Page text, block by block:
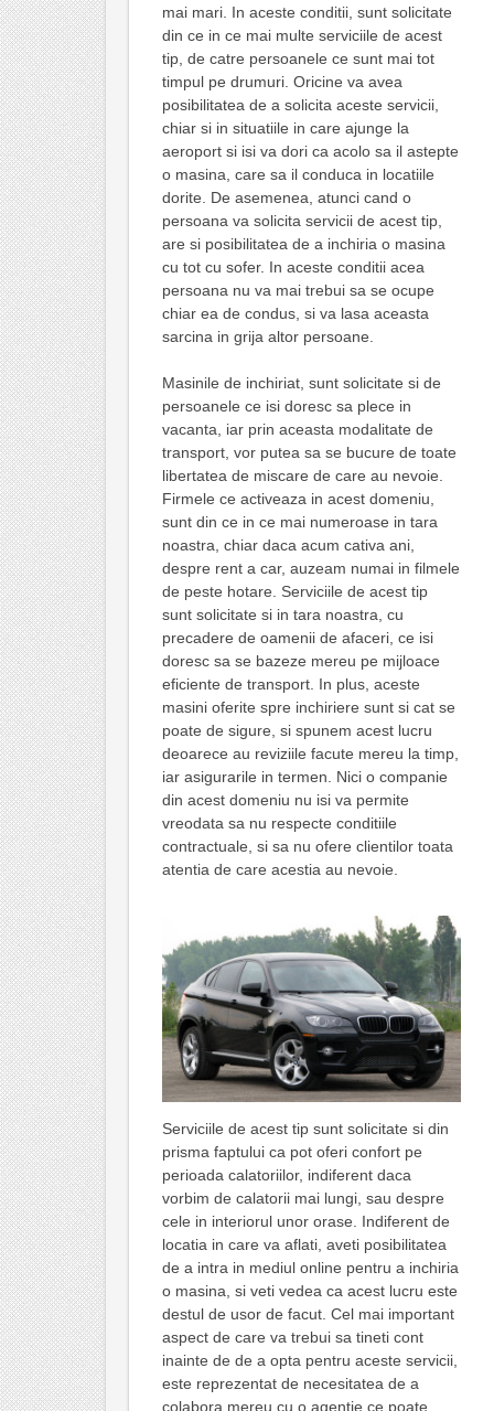
mai mari. In aceste conditii, sunt solicitate
din ce in ce mai multe serviciile de acest
tip, de catre persoanele ce sunt mai tot
timpul pe drumuri. Oricine va avea
posibilitatea de a solicita aceste servicii,
chiar si in situatiile in care ajunge la
aeroport si isi va dori ca acolo sa il astepte
o masina, care sa il conduca in locatiile
dorite. De asemenea, atunci cand o
persoana va solicita servicii de acest tip,
are si posibilitatea de a inchiria o masina
cu tot cu sofer. In aceste conditii acea
persoana nu va mai trebui sa se ocupe
chiar ea de condus, si va lasa aceasta
sarcina in grija altor persoane.
Masinile de inchiriat, sunt solicitate si de
persoanele ce isi doresc sa plece in
vacanta, iar prin aceasta modalitate de
transport, vor putea sa se bucure de toate
libertatea de miscare de care au nevoie.
Firmele ce activeaza in acest domeniu,
sunt din ce in ce mai numeroase in tara
noastra, chiar daca acum cativa ani,
despre rent a car, auzeam numai in filmele
de peste hotare. Serviciile de acest tip
sunt solicitate si in tara noastra, cu
precadere de oamenii de afaceri, ce isi
doresc sa se bazeze mereu pe mijloace
eficiente de transport. In plus, aceste
masini oferite spre inchiriere sunt si cat se
poate de sigure, si spunem acest lucru
deoarece au reviziile facute mereu la timp,
iar asigurarile in termen. Nici o companie
din acest domeniu nu isi va permite
vreodata sa nu respecte conditiile
contractuale, si sa nu ofere clientilor toata
atentia de care acestia au nevoie.
Serviciile de acest tip sunt solicitate si din
prisma faptului ca pot oferi confort pe
perioada calatoriilor, indiferent daca
vorbim de calatorii mai lungi, sau despre
cele in interiorul unor orase. Indiferent de
locatia in care va aflati, aveti posibilitatea
de a intra in mediul online pentru a inchiria
o masina, si veti vedea ca acest lucru este
destul de usor de facut. Cel mai important
aspect de care va trebui sa tineti cont
inainte de de a opta pentru aceste servicii,
este reprezentat de necesitatea de a
colabora mereu cu o agentie ce poate